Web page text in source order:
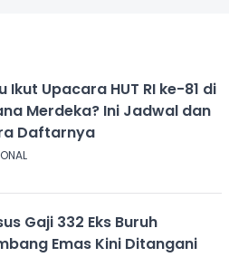
Ikut Upacara HUT RI ke-81 di
Merdeka? Ini Jadwal dan
Daftarnya
Gaji 332 Eks Buruh
Emas Kini Ditangani